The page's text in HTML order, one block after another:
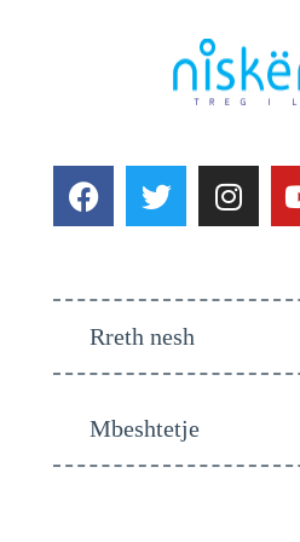
Rreth nesh
Mbeshtetje